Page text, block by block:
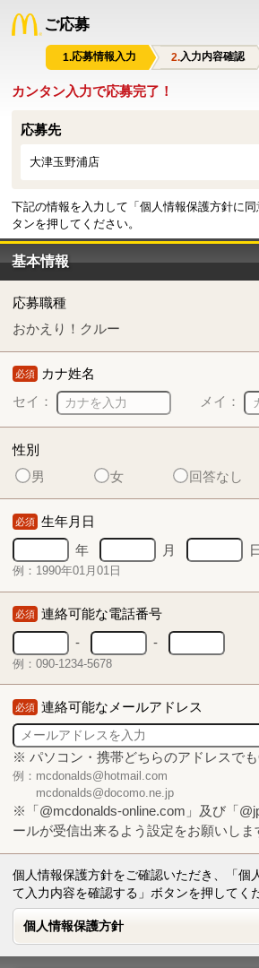
ご応募
応募情報入力 入力内容確認
カンタン入力で応募完了！
応募先
大津玉野浦店
下記の情報を入力して「個人情報保護方針に
タンを押してください。
基本情報
応募職種
おかえり！クルー
必須 カナ姓名
セイ：
メイ：
性別
男
女 回答なし
必須 生年月日
年
月
例：1990年01月01日
必須 連絡可能な電話番号
-
-
例：090-1234-5678
必須 連絡可能なメールアドレス
※ パソコン・携帯どちらのアドレスで
例：mcdonalds@hotmail.com
mcdonalds@docomo.ne.jp
※「@mcdonalds-online.com」及び「
ールが受信出来るよう設定をお願いしま
個人情報保護方針をご確認いただき、「個
て入力内容を確認する」ボタンを押してく
個人情報保護方針
個人情報保護方針